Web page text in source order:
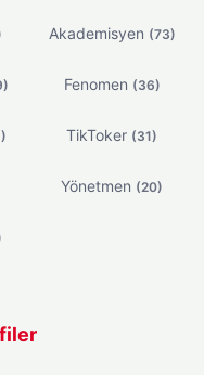
Akademisyen (73)
Fenomen (36)
TikToker (31)
Yönetmen (20)